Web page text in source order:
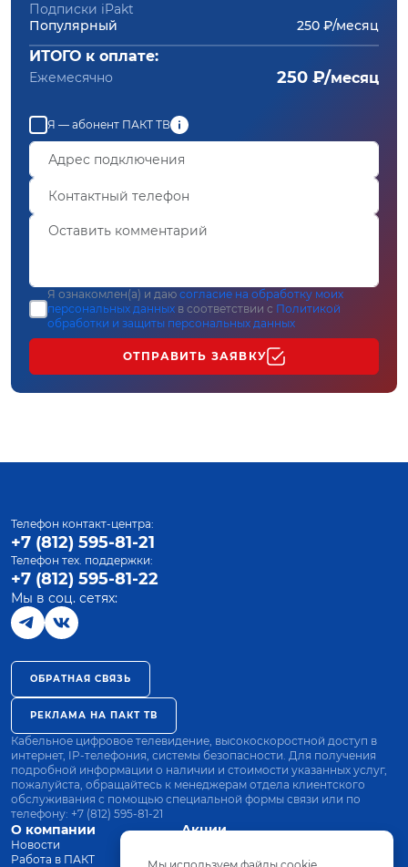
Подписки iPakt
Популярный
250 ₽/месяц
ИТОГО к оплате:
Ежемесячно 250 ₽/месяц
Я — абонент ПАКТ ТВ
Я ознакомлен(а) и даю согласие на обработку моих
персональных данных в соответствии с Политикой
обработки и защиты персональных данных
ОТПРАВИТЬ ЗАЯВКУ
О компании
Новости
Работа в ПАКТ
Акции
Оплата
Телефон контакт-центра:
+7 (812) 595-81-21
Телефон тех. поддержки:
+7 (812) 595-81-22
Мы в соц. сетях:
ОБРАТНАЯ СВЯЗЬ
РЕКЛАМА НА ПАКТ ТВ
Кабельное цифровое телевидение, высокоскоростной доступ в
интернет, IP-телефония, системы безопасности. Для получения
подробной информации о наличии и стоимости указанных услуг,
пожалуйста, обращайтесь к менеджерам отдела клиентского
обслуживания с помощью специальной формы связи или по
телефону: +7 (812) 595-81-21